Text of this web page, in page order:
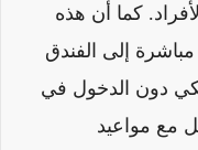
كما أن هذه
إلى الفندق
دون الدخول في
مع مواعيد